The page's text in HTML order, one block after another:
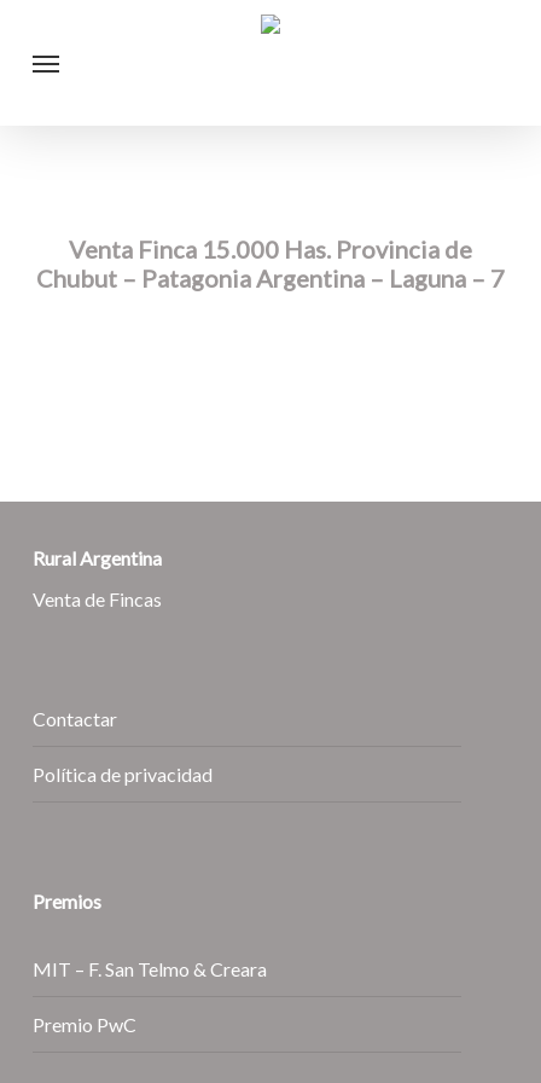
Menu
Venta Finca 15.000 Has. Provincia de
Chubut – Patagonia Argentina – Laguna – 7
Rural Argentina
Venta de Fincas
Contactar
Política de privacidad
Premios
MIT – F. San Telmo & Creara
Premio PwC